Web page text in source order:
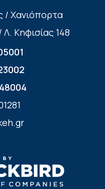
/ Χανιόπορτα
Κηφισίας 148